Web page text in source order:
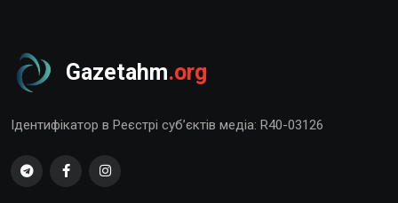
Gazetahm.org
Ідентифікатор в Реєстрі суб’єктів медіа: R40-03126